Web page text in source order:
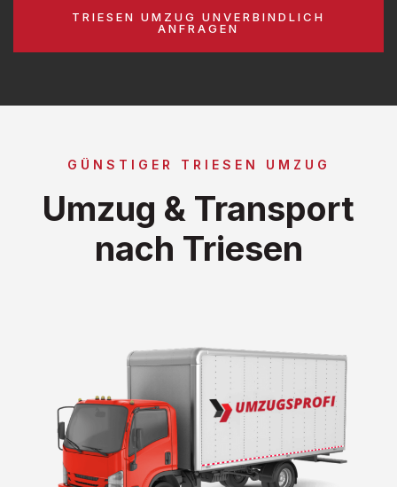
TRIESEN UMZUG UNVERBINDLICH
ANFRAGEN
GÜNSTIGER TRIESEN UMZUG
Umzug & Transport
nach Triesen